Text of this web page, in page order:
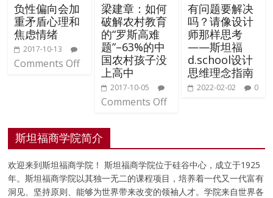
负性偏向会加
重矛盾心理和
焦虑情绪
2017-10-13
Comments Off
梁建章：如何
破解农村教育
的“罗斯高难
题”–63%的中
国农村孩子没
上高中
2017-10-05
Comments Off
有问题要解决
吗？请像设计
师那样思考
——斯坦福
d.school设计
思维理念指南
2022-02-02 0
斯坦福商学院简介
欢迎来到斯坦福商学院！ 斯坦福商学院位于硅谷中心，成立于1925
年。斯坦福商学院以其独一无二的课程项目，培养着一代又一代富有
洞见、坚持原则、能够为世界带来改变的领袖人才。学院来自世界各